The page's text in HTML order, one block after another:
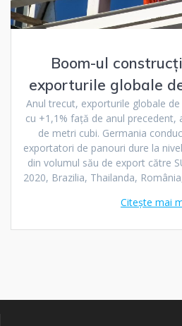
Boom-ul
exporturile globale
Anul trecut, exporturile globale
cu +1,1% față de anul precedent,
de metri cubi. Germania
exportatori de panouri dure la
din volumul său de export către
2020, Brazilia, Thailanda,
Citește mai